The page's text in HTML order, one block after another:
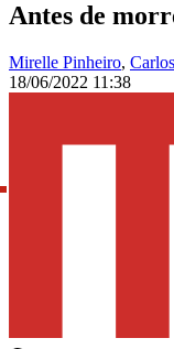
Antes de
Mirelle Pinheiro,
18/06/2022 11:38